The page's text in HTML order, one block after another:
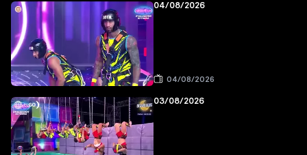
04/08/2026
04/08/2026
03/08/2026